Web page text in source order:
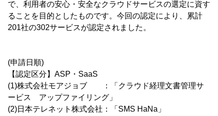
で、利用者の安心・安全なクラウドサービスの選定に資す
ることを目的としたものです。今回の認定により、累計
201社の302サービスが認定されました。
(申請日順)
【認定区分】ASP・SaaS
(1)株式会社モアジョブ ：「クラウド経理文書管理サ
ービス アップファイリング」
(2)日本テレネット株式会社：「SMS HaNa」